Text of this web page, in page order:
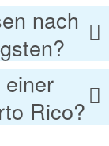
nach
Rico?